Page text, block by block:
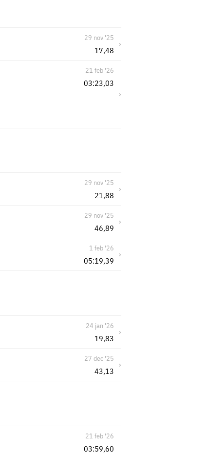
17,48
29 nov '25
›
03:23,03
21 feb '26
›
21,88
29 nov '25
›
46,89
29 nov '25
›
05:19,39
1 feb '26
›
19,83
24 jan '26
›
43,13
27 dec '25
›
03:59,60
21 feb '26